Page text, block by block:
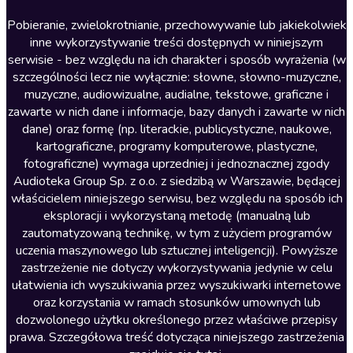
Literatura anglojęzyczna
Literatura faktu
Literatura obyczajowa
Literatura piękna obca
Literatura piękna polska
Nagrania relaksacyjne
Nauka języków
Nauki humanistyczne
Podcasty i audycje
Polityka
Prasa
Religia
Romans
Pobieranie, zwielokrotnianie, przechowywanie lub jakiekolwiek
inne wykorzystywanie treści dostępnych w niniejszym
serwisie - bez względu na ich charakter i sposób wyrażenia (w
szczególności lecz nie wyłącznie: słowne, słowno-muzyczne,
muzyczne, audiowizualne, audialne, tekstowe, graficzne i
zawarte w nich dane i informacje, bazy danych i zawarte w nich
dane) oraz formę (np. literackie, publicystyczne, naukowe,
kartograficzne, programy komputerowe, plastyczne,
fotograficzne) wymaga uprzedniej i jednoznacznej zgody
Audioteka Group Sp. z o.o. z siedzibą w Warszawie, będącej
właścicielem niniejszego serwisu, bez względu na sposób ich
eksploracji i wykorzystaną metodę (manualną lub
zautomatyzowaną technikę, w tym z użyciem programów
uczenia maszynowego lub sztucznej inteligencji). Powyższe
zastrzeżenie nie dotyczy wykorzystywania jedynie w celu
ułatwienia ich wyszukiwania przez wyszukiwarki internetowe
oraz korzystania w ramach stosunków umownych lub
dozwolonego użytku określonego przez właściwe przepisy
prawa. Szczegółowa treść dotycząca niniejszego zastrzeżenia